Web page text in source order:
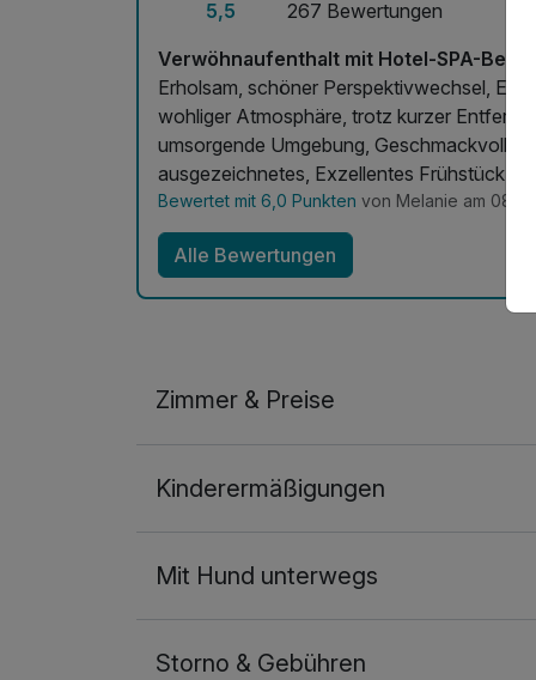
Late Check-Out
Muschel in der Therme Euskirchen
pro Stück
Picknickkorb für 2 Personen für Ihre
Fahrradtour
Tagesticket für die Therme Euskirchen
pro Stück (25 Minuten)
5,5
267 Bewertungen
Verwöhnaufenthalt mit Hotel-SPA-
Erholsam, schöner Perspektivwechsel,
wohliger Atmosphäre, trotz kurzer
umsorgende Umgebung, Geschmackvolle
ausgezeichnetes, Exzellentes Frühstück!!
Bewertet mit 6,0 Punkten von Melanie am
Alle Bewertungen
Zimmer & Preise
2 Erwachsene
Kinderermäßigungen
Mit Hund unterwegs
Storno & Gebühren